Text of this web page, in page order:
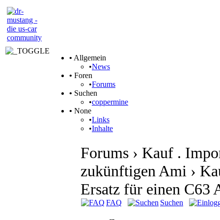
• Allgemein
•News
• Foren
•Forums
• Suchen
•coppermine
• None
•Links
•Inhalte
Forums › Kauf .
zukünftigen Ami ›
Ersatz für einen C63
FAQ Suchen